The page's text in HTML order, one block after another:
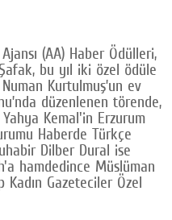
(AA) Haber Ödülleri,
bu yıl iki özel ödüle
Kurtulmuş’un ev
düzenlenen törende,
Kemal'in Erzurum
Haberde Türkçe
Dilber Dural ise
hamdedince Müslüman
Gazeteciler Özel